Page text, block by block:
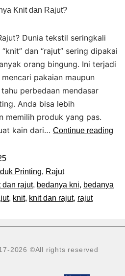
Knit dan Rajut?
Dunia tekstil seringkali
dan “rajut” sering dipakai
orang bingung. Ini terjadi
pakaian maupun
perbedaan mendasar
Anda bisa lebih
memilih produk yang pas.
kain dari… Continue reading
Printing, Rajut
dan rajut, bedanya kni, bedanya
, knit, knit dan rajut, rajut
2026 ©All rights reserved